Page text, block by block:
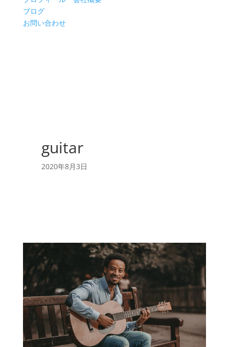
ブログ
お問い合わせ
guitar
2020年8月3日